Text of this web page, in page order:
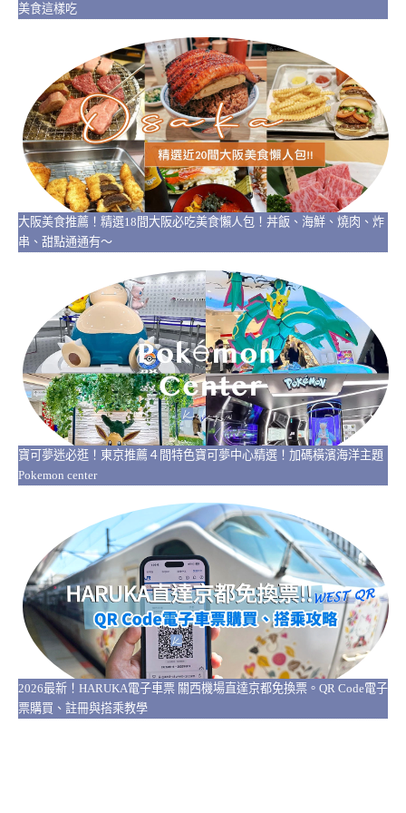
美食這樣吃
大阪美食推薦！精選18間大阪必吃美食懶人包！丼飯、海鮮、燒肉、炸
串、甜點通通有～
寶可夢迷必逛！東京推薦４間特色寶可夢中心精選！加碼橫濱海洋主題
Pokemon center
2026最新！HARUKA電子車票 關西機場直達京都免換票。QR Code電子
票購買、註冊與搭乘教學